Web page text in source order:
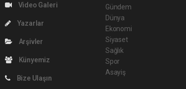
Video Galeri
Yazarlar
Arşivler
Künyemiz
Bize Ulaşın
Gündem
Dünya
Ekonomi
Siyaset
Sağlık
Spor
Asayiş